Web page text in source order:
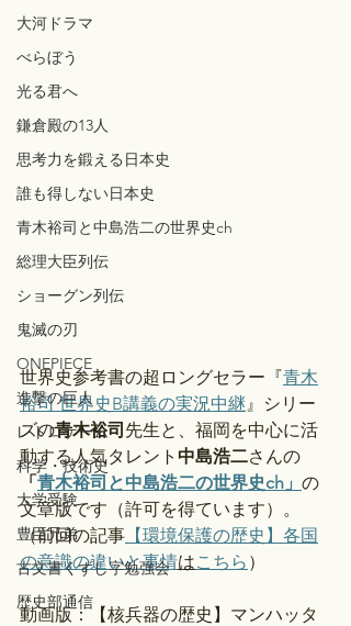
大河ドラマ
べらぼう
光る君へ
鎌倉殿の13人
思考力を鍛える日本史
誰も得しない日本史
青木裕司と中島浩二の世界史ch
総理大臣列伝
ショーグン列伝
鬼滅の刃
ONEPIECE
進撃の巨人
レトロゲーム
科学・技術史
大学受験
豊臣兄弟
古文書くずし字勉強会
歴史部通信
世界史参考書の超ロングセラー『青木
裕司 世界史B講義の実況中継』シリー
ズの青木裕司 先生と、福岡を中心に活
動する人気タレント 中島浩二さんの
「青木裕司と中島浩二の世界史ch」 の
文章版です（許可を得ています）。
（前回の記事 【環境保護の歴史】各国
の意識の違いと事情はこちら ）
動画版：【核兵器の歴史】マンハッタ